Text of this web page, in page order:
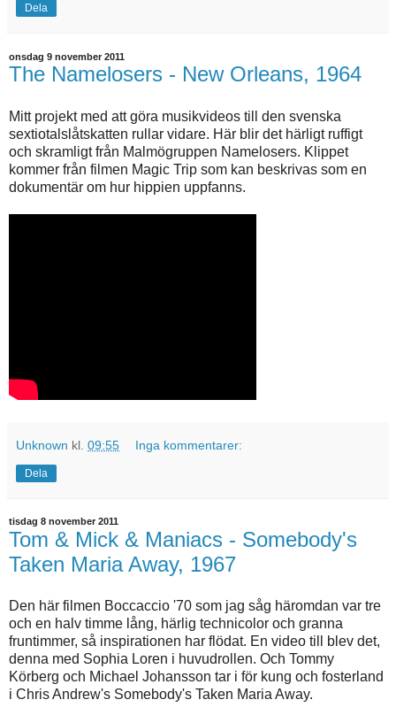
Dela
onsdag 9 november 2011
The Namelosers - New Orleans, 1964
Mitt projekt med att göra musikvideos till den svenska
sextiotalslåtskatten rullar vidare. Här blir det härligt ruffigt
och skramligt från Malmögruppen Namelosers. Klippet
kommer från filmen Magic Trip som kan beskrivas som en
dokumentär om hur hippien uppfanns.
Unknown kl. 09:55 Inga kommentarer:
Dela
tisdag 8 november 2011
Tom & Mick & Maniacs - Somebody's
Taken Maria Away, 1967
Den här filmen Boccaccio '70 som jag såg häromdan var tre
och en halv timme lång, härlig technicolor och granna
fruntimmer, så inspirationen har flödat. En video till blev det,
denna med Sophia Loren i huvudrollen. Och Tommy
Körberg och Michael Johansson tar i för kung och fosterland
i Chris Andrew's Somebody's Taken Maria Away.